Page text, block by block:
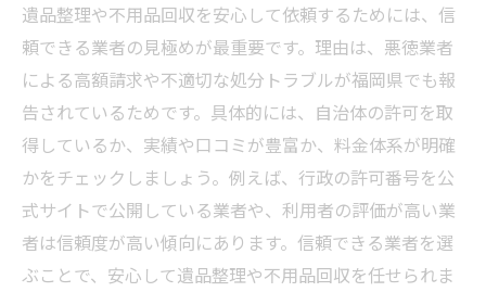
不用品回収の無料サービスを上手に活用す
る方法
福岡県で不用品回収業者を選ぶ際の比較基
準
口コミやランキングで選ぶ不用品回収のコ
ツ
不用品回収と遺品整理を同時に依頼する利
点
遺品整理や不用品回収を安心して依頼するためには、信
頼できる業者の見極めが最重要です。理由は、悪徳業者
による高額請求や不適切な処分トラブルが福岡県でも報
告されているためです。具体的には、自治体の許可を取
得しているか、実績や口コミが豊富か、料金体系が明確
かをチェックしましょう。例えば、行政の許可番号を公
式サイトで公開している業者や、利用者の評価が高い業
者は信頼度が高い傾向にあります。信頼できる業者を選
ぶことで、安心して遺品整理や不用品回収を任せられま